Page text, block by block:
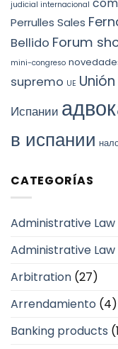
judicial internacional
Perrulles Sales
Bellido Forum
mini-congreso
supremo UE
Испании
в испании
CATEGORÍAS
Administrative Law
Administrative Law
Arbitration (27)
Arrendamiento (4)
Banking products